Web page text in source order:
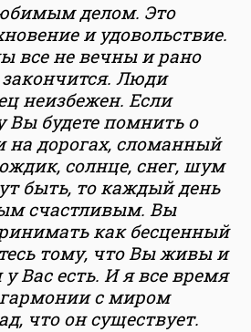
делом. Это
и удовольствие.
все не вечны и рано
Люди
неизбежен. Если
будете помнить о
на дорогах, сломанный
солнце, снег, шум
быть, то каждый день
счастливым. Вы
как бесценный
тому, что Вы живы и
у Вас есть. И я все время
с миром
что он существует.